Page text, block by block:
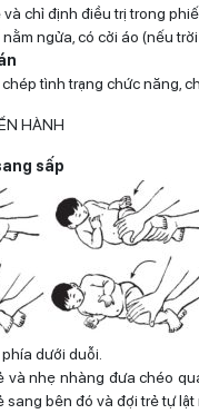
và chỉ định điều trị trong
ngửa, có cởi áo (nếu trời
tình trạng chức năng,
HÀNH
sấp
dưới duỗi.
và nhẹ nhàng đưa chéo
sang bên đó và đợi trẻ tự lật